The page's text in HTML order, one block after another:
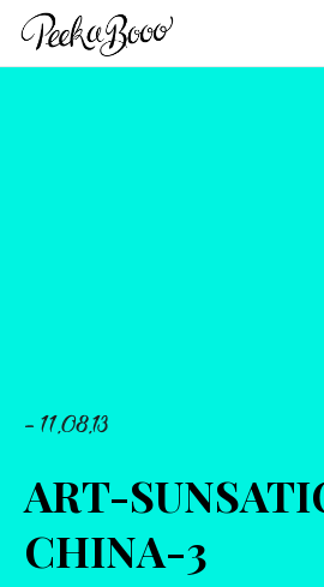
- 11.08.13
ART-
CHINA-3